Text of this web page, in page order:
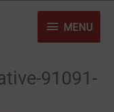
MENU
MENU
91091-